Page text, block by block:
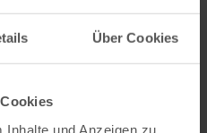
Über Cookies
und Anzeigen zu